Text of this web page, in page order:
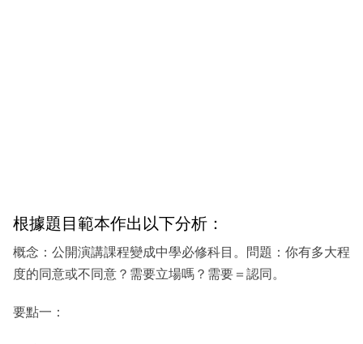
根據題目範本作出以下分析：
概念：公開演講課程變成中學必修科目。問題：你有多大程
度的同意或不同意？需要立場嗎？需要＝認同。
要點一：